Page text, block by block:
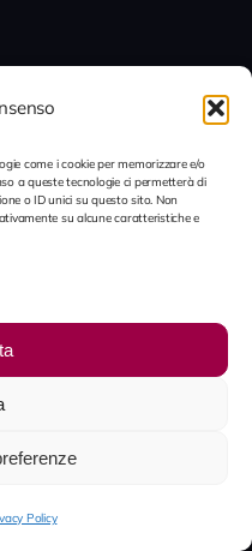
come i cookie per memorizzare e/o
a queste tecnologie ci permetterà di
o ID unici su questo sito. Non
su alcune caratteristiche e
Policy
vietata la riproduzione in
esposti in questo